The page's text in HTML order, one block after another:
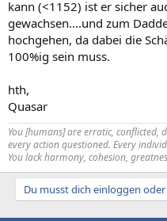
kann (<1152) ist er sicher
gewachsen....und zum
hochgehen, da dabei die
100%ig sein muss.
hth,
Quasar
You [humans] are erratic, conflicted,
every action questioned. Every
You lack harmony, cohesion,
Du musst dich einloggen